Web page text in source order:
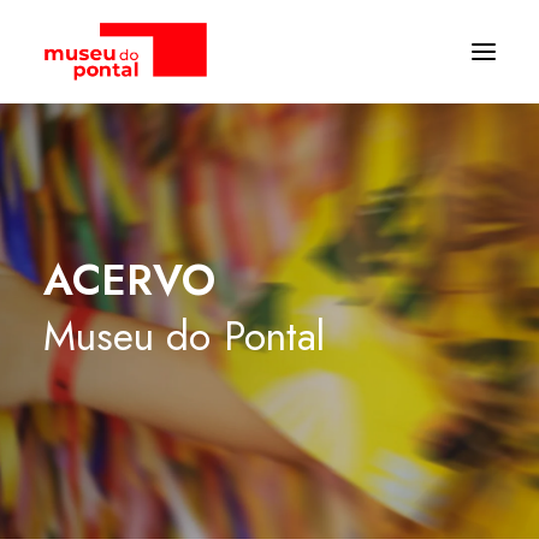
ACERVO
Museu do Pontal